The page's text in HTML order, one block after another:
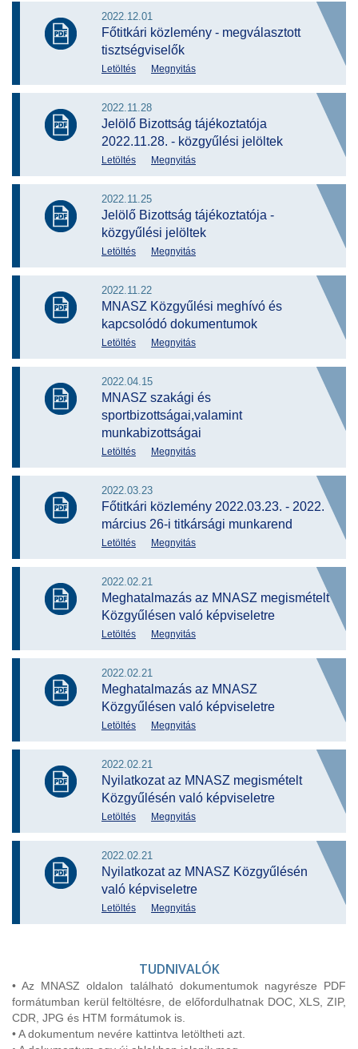
2022.12.01
Főtitkári közlemény - megválasztott
tisztségviselők
Letöltés Megnyitás
2022.11.28
Jelölő Bizottság tájékoztatója
2022.11.28. - közgyűlési jelöltek
Letöltés Megnyitás
2022.11.25
Jelölő Bizottság tájékoztatója -
közgyűlési jelöltek
Letöltés Megnyitás
2022.11.22
MNASZ Közgyűlési meghívó és
kapcsolódó dokumentumok
Letöltés Megnyitás
2022.04.15
MNASZ szakági és
sportbizottságai,valamint
munkabizottságai
Letöltés Megnyitás
2022.03.23
Főtitkári közlemény 2022.03.23. - 2022.
március 26-i titkársági munkarend
Letöltés Megnyitás
2022.02.21
Meghatalmazás az MNASZ megismételt
Közgyűlésen való képviseletre
Letöltés Megnyitás
2022.02.21
Meghatalmazás az MNASZ
Közgyűlésen való képviseletre
Letöltés Megnyitás
2022.02.21
Nyilatkozat az MNASZ megismételt
Közgyűlésén való képviseletre
Letöltés Megnyitás
2022.02.21
Nyilatkozat az MNASZ Közgyűlésén
való képviseletre
Letöltés Megnyitás
TUDNIVALÓK
• Az MNASZ oldalon található dokumentumok nagyrésze PDF
formátumban kerül feltöltésre, de előfordulhatnak DOC, XLS, ZIP,
CDR, JPG és HTM formátumok is.
• A dokumentum nevére kattintva letöltheti azt.